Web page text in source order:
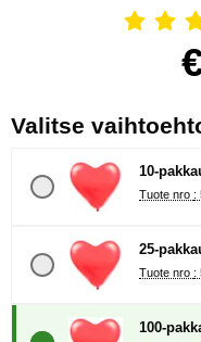
Valitse
10-
25-
100-